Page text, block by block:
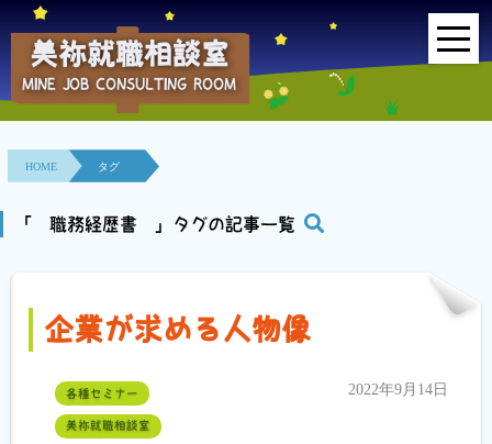
HOME
事業所紹介
就職面接会
利用者の声
地域連携事業
求人情報検索
美祢就職相談室
MINE JOB CONSULTING ROOM
HOME タグ
「 職務経歴書 」タグの記事一覧
企業が求める人物像
各種セミナー
美祢就職相談室
2022年9月14日